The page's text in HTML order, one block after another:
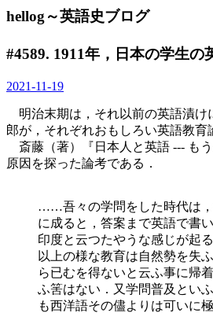
hellog～英語史ブログ
#4589. 1911年，日本の学生
2021-11-19
明治末期は，それ以前の英語漬け
郎が，それぞれおもしろい英語教育
斎藤（著）『日本人と英語 --- も
原因を探った論考である．
……吾々の学問をした時代は，
に成ると，答案まで英語で書
印度と云つたやうな感じが起
以上の様な教育は自然勢を失
ら已むを得ないと云ふ事に帰
ふ筈はない．又学問普及とい
も西洋語その儘よりは可いに